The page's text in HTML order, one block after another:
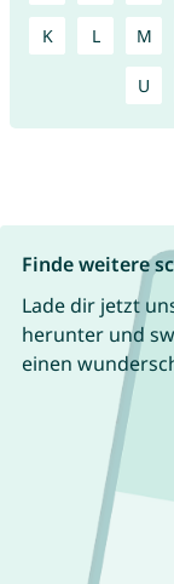
K L M
U
Finde weitere
Lade dir jetzt
herunter und
einen